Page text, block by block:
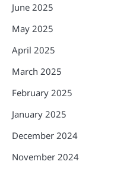
June 2025
May 2025
April 2025
March 2025
February 2025
January 2025
December 2024
November 2024